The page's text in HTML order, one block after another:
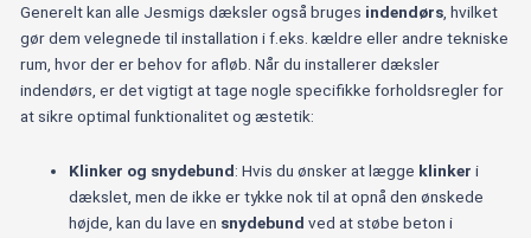
Generelt kan alle Jesmigs dæksler også bruges indendørs, hvilket
gør dem velegnede til installation i f.eks. kældre eller andre tekniske
rum, hvor der er behov for afløb. Når du installerer dæksler
indendørs, er det vigtigt at tage nogle specifikke forholdsregler for
at sikre optimal funktionalitet og æstetik:
Klinker og snydebund: Hvis du ønsker at lægge klinker i
dækslet, men de ikke er tykke nok til at opnå den ønskede
højde, kan du lave en snydebund ved at støbe beton i